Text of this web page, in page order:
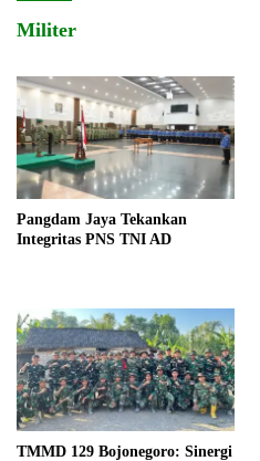
Militer
Pangdam Jaya Tekankan
Integritas PNS TNI AD
TMMD 129 Bojonegoro: Sinergi